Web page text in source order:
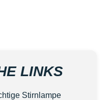
LINKS
Stirnlampe